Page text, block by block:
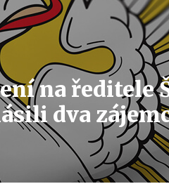
na ředitele
dva